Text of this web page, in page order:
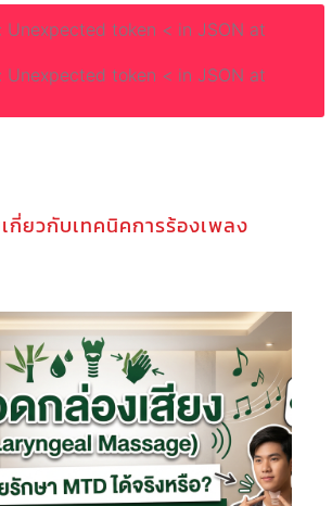
Unexpected token < in JSON at
Unexpected token < in JSON at
กี่ยวกับเทคนิคการร้องเพลง